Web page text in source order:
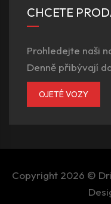
CHCETE
Prohledejte naši
Denně přibývají
OJETÉ VOZY
Copyright 2026 ©